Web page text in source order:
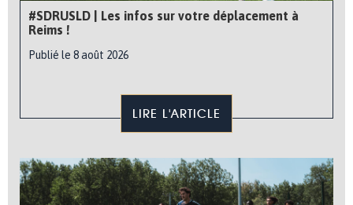
#SDRUSLD | Les infos sur votre déplacement à
Reims !
Publié le 8 août 2026
LIRE L'ARTICLE